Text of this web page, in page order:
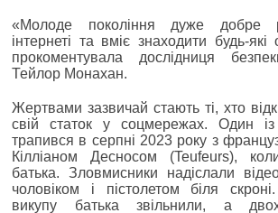
«Молоде покоління дуже добре
інтернеті та вміє знаходити будь-які
прокоментувала дослідниця
Тейлор Монахан.
Жертвами зазвичай стають ті, хто
свій статок у соцмережах. Один із
трапився в серпні 2023 року з
Кілліаном Десносом (Teufeurs),
батька. Зловмисники надіслали
чоловіком і пістолетом біля
викупу батька звільнили, а